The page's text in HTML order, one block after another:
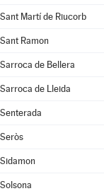
Sant Martí de Riucorb
Sant Ramon
Sarroca de Bellera
Sarroca de Lleida
Senterada
Seròs
Sidamon
Solsona